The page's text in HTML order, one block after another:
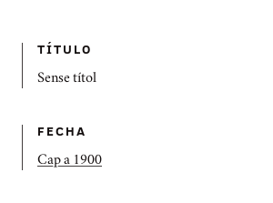
TÍTULO
Sense títol
FECHA
Cap a 1900